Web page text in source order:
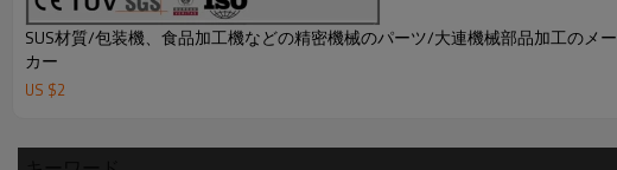
SUS材質/包装機、食品加工機などの精密機械のパーツ/大連機械部品加工のメー
カー
US $2